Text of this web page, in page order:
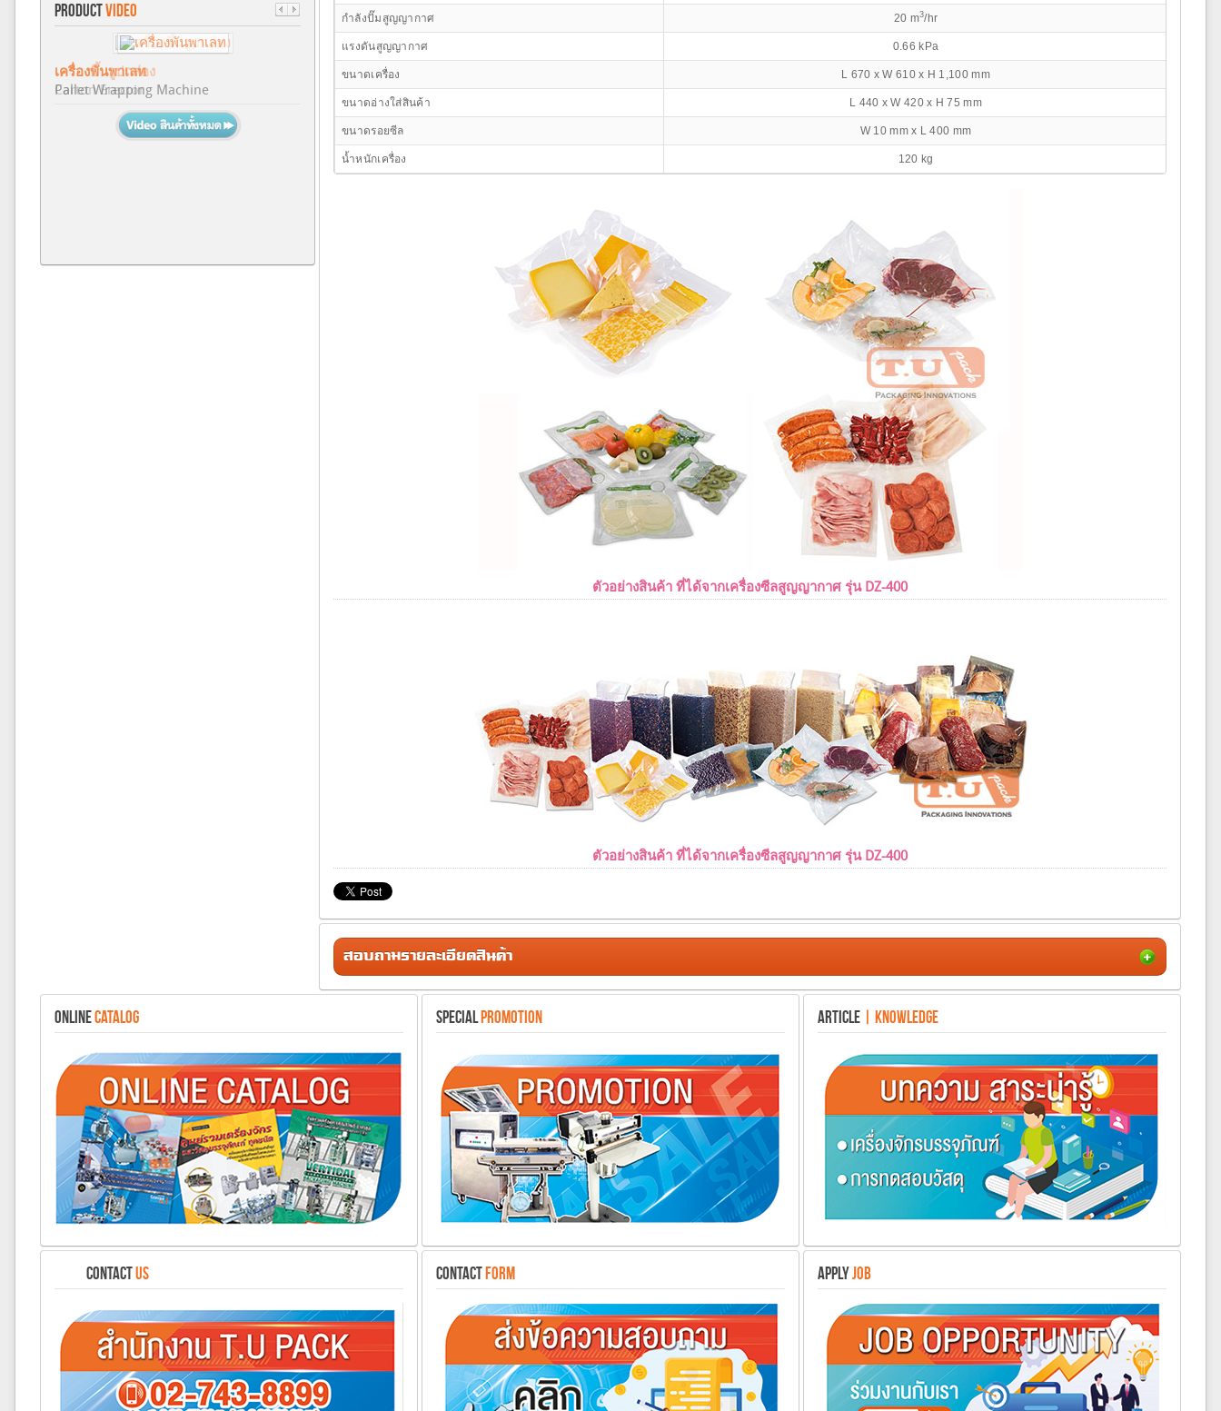
กำลังปั๊มสูญญากาศ 20 m3/hr
แรงดันสูญญากาศ 0.66 kPa
ขนาดเครื่อง L 670 x W 610 x H 1,100 mm
ขนาดอ่างใส่สินค้า L 440 x W 420 x H 75 mm
ขนาดรอยซีล W 10 mm x L 400 mm
น้ำหนักเครื่อง 120 kg
ตัวอย่างสินค้า ที่ได้จากเครื่องซีลสูญญากาศ รุ่น DZ-400
ตัวอย่างสินค้า ที่ได้จากเครื่องซีลสูญญากาศ รุ่น DZ-400
สอบถามรายละเอียดสินค้า
PRODUCTVIDEO
เครื่องขึ้นรูปกล่อง
Carton Erector
ONLINECATALOG SPECIALPROMOTION ARTICLE | KNOWLEDGE
CONTACTUS CONTACT FORM APPLYJOB